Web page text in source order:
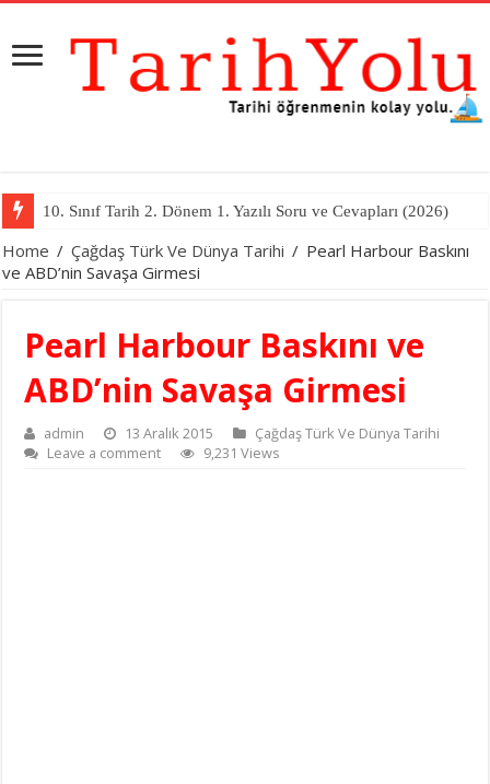
10. Sınıf Tarih 2. Dönem 1. Yazılı Soru ve Cevapları (2026)
Home / Çağdaş Türk Ve Dünya Tarihi / Pearl Harbour Baskını
ve ABD’nin Savaşa Girmesi
Pearl Harbour Baskını ve
ABD’nin Savaşa Girmesi
admin 13 Aralık 2015
Çağdaş Türk Ve Dünya Tarihi
Leave a comment
9,231 Views